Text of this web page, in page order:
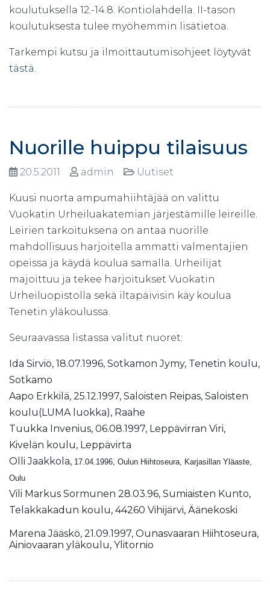
koulutuksella 12.-14.8. Kontiolahdella. II-tason
koulutuksesta tulee myöhemmin lisätietoa.
Tarkempi kutsu ja ilmoittautumisohjeet löytyvät
tästä
Nuorille huippu tilaisuus
20.5.2011 admin Uutiset
Kuusi nuorta ampumahiihtäjää on valittu
Vuokatin Urheiluakatemian järjestämille leireille.
Leirien tarkoituksena on antaa nuorille
mahdollisuus harjoitella ammatti valmentajien
opeissa ja käydä koulua samalla. Urheilijat
majoittuu ja tekee harjoitukset Vuokatin
Urheiluopistolla sekä iltapäivisin käy koulua
Tenetin yläkoulussa.
Seuraavassa listassa valitut nuoret:
Ida Sirviö, 18.07.1996, Sotkamon Jymy, Tenetin koulu,
Sotkamo
Aapo Erkkilä, 25.12.1997, Saloisten Reipas, Saloisten
koulu(LUMA luokka), Raahe
Tuukka Invenius, 06.08.1997, Leppävirran Viri,
Kivelän koulu, Leppävirta
Olli Jaakkola, 17.04.1996, Oulun Hiihtoseura, Karjasillan Yläaste,
Oulu
Vili Markus Sormunen 28.03.96, Sumiaisten Kunto,
Telakkakadun koulu, 44260 Vihijärvi, Äänekoski
Marena Jääskö, 21.09.1997, Ounasvaaran Hiihtoseura,
Ainiovaaran yläkoulu, Ylitornio